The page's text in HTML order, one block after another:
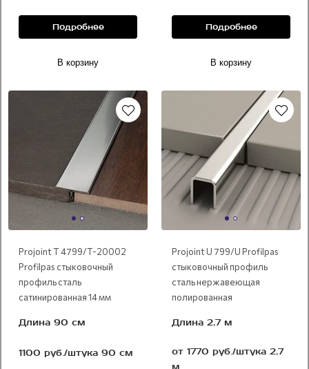
Подробнее
В корзину
Подробнее
В корзину
Projoint T 4799/T-20002
Profilpas стыковочный
профиль сталь
сатинированная 14 мм
Длина 90 см
1100 руб./штука 90 см
Projoint U 799/U Profilpas
стыковочный профиль
сталь нержавеющая
полированная
Длина 2,7 м
от 1770 руб./штука 2,7